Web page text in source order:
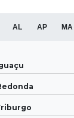
AL AP MA